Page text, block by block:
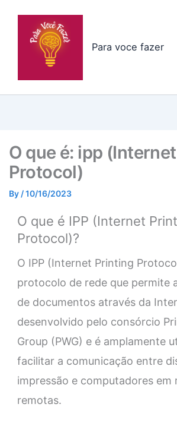
Para voce fazer
O que é: ipp
Protocol)
By /10/16/2023
O que é IPP (Internet
Protocol)?
O IPP (Internet Printing
protocolo de rede que permite
de documentos através da
desenvolvido pelo consórcio
Group (PWG) e é amplamente
facilitar a comunicação entre
impressão e computadores em
remotas.